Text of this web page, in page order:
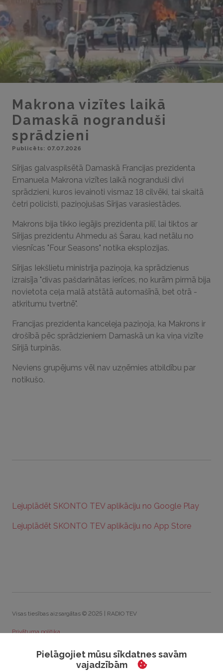
Makrona vizītes laikā
Damaskā nogranduši
sprādzieni
Publicēts: 07.07.2026
Sīrijas galvaspilsētā Damaskā Francijas prezidenta
Emanuela Makrona vizītes laikā nogranduši divi
sprādzieni, kuros ievainoti vismaz 18 cilvēki, tai skaitā
četri policisti, paziņojušas Sīrijas varasiestādes.
Makrons bija tikko iegājis prezidenta pilī, lai tiktos ar
Sīrijas prezidentu Ahmedu aš Šarau, kad netālu no
viesnīcas "Four Seasons" notika eksplozijas.
Sīrijas Iekšlietu ministrija paziņoja, ka sprādzienus
izraisīja "divas pašdarinātas ierīces, no kurām pirmā bija
novietota ceļa malā atstātā automašīnā, bet otrā -
atkritumu tvertnē".
Francijas prezidenta kanceleja paziņoja, ka Makrons ir
drošībā pēc sprādzieniem Damaskā un ka viņa vizīte
Sīrijā turpinās.
Neviens grupējums vēl nav uzņēmies atbildību par
notikušo.
Lejuplādēt SKONTO TEV aplikāciju no Google Play
Lejuplādēt SKONTO TEV aplikāciju no App Store
Visas tiesības aizsargātas © 2025 | RADIO TEV
Privātuma politika
Sīkdatņu politikaPielāgojiet mūsu sīkdatnes savām
vajadzībām